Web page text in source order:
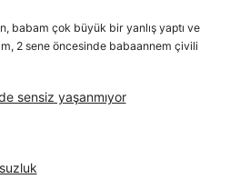
babam çok büyük bir yanlış yaptı ve
2 sene öncesinde babaannem çivili
sensiz yaşanmıyor